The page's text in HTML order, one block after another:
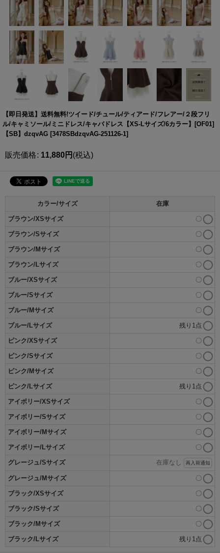
【即日発送】送料無料!ツイード/チュール/ティアード/フレアー/２段フリ
ル/キャミソール/ミニドレス/キャバドレス【XS-Lサイズ/6カラー】[OF01]
【SB】dzqvAG [3478SBdzqvAG-251126-1]
販売価格: 11,880円 (税込)
カラー/サイズ 在庫
ブラウン/XSサイズ 〇
ブラウン/Sサイズ 〇
ブラウン/Mサイズ 〇
ブラウン/Lサイズ 〇
ブルー/XSサイズ 〇
ブルー/Sサイズ 〇
ブルー/Mサイズ 〇
ブルー/Lサイズ 残り1点
ピンク/XSサイズ 〇
ピンク/Sサイズ 〇
ピンク/Mサイズ 〇
ピンク/Lサイズ 残り1点
アイボリー/XSサイズ 〇
アイボリー/Sサイズ 〇
アイボリー/Mサイズ 〇
アイボリー/Lサイズ 〇
グレージュ/Sサイズ 在庫なし 再入荷通知
グレージュ/Mサイズ 〇
ブラック/XSサイズ 〇
ブラック/Sサイズ 〇
ブラック/Mサイズ 〇
ブラック/Lサイズ 残り1点